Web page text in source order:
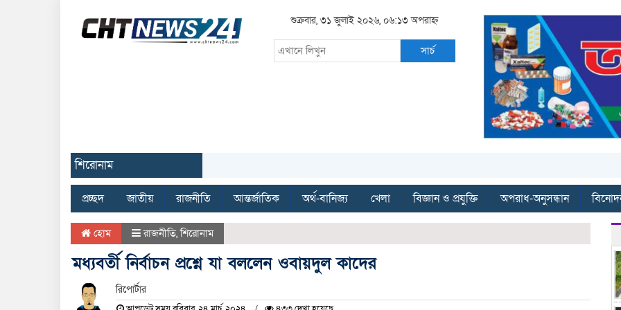
শুক্রবার, ৩১ জুলাই ২০২৬, ০৬:১৩ অপরাহ্ন
সার্চ
শিরোনাম
প্রচ্ছদ জাতীয় রাজনীতি আন্তর্জাতিক অর্থ-বানিজ্য খেলা বিজ্ঞান ও প্রযুক্তি অপরাধ-অনুসন্ধান
হোম রাজনীতি,শিরোনাম
মধ্যবর্তী নির্বাচন প্রশ্নে যা বললেন ওবায়দুল কাদের
রিপোর্টার